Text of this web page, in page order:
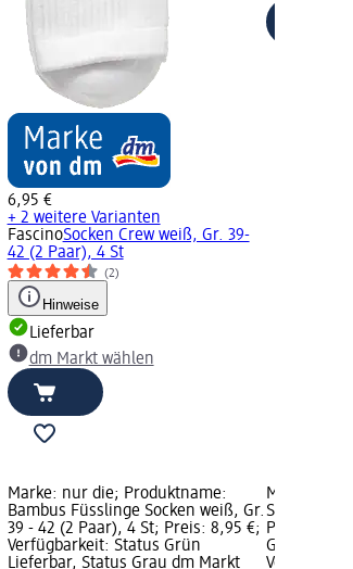
6,95 €
+ 2 weitere Varianten
FascinoSocken Crew weiß, Gr. 39-
42 (2 Paar), 4 St
(2)
Hinweise
Lieferbar
dm Markt wählen
Marke: nur die; Produktname:
Bambus Füsslinge Socken weiß, Gr.
39 - 42 (2 Paar), 4 St; Preis: 8,95 €;
Verfügbarkeit: Status Grün
Lieferbar, Status Grau dm Markt
Marke: nur
Paar), 4